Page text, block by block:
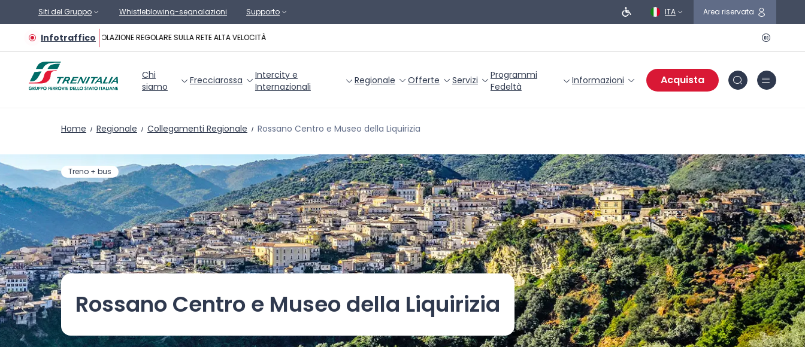
Vai al contenuto principale
Siti del Gruppo Whistleblowing-segnalazioni Supporto ITA Area riservata
InfotrafficoCIRCOLAZIONE REGOLARE SULLA RETE ALTA VELOCITÀ
Chi
siamo
Frecciarossa
Intercity e
Internazionali
Regionale Offerte Servizi
Programmi
Fedeltà
Informazioni Acquista
Home Regionale Collegamenti Regionale Rossano Centro e Museo della Liquirizia
Treno + bus
Rossano Centro e Museo della Liquirizia